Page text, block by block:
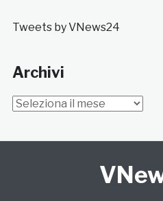
Tweets by VNews24
Archivi
Archivi